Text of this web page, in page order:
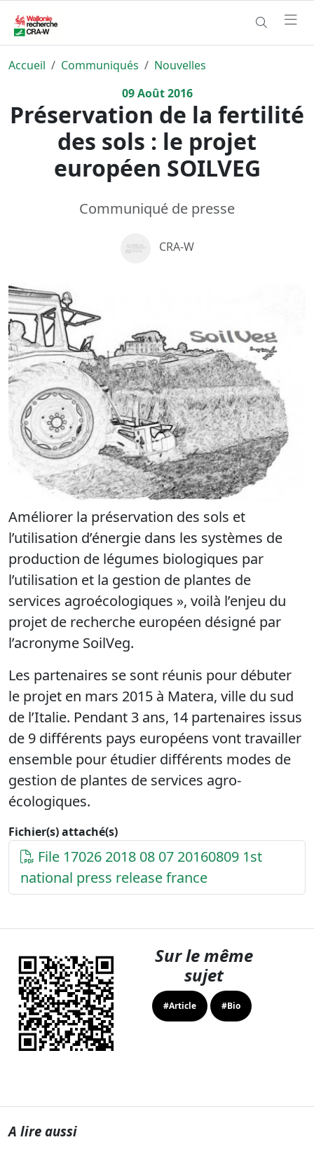
Accueil Communiqués
Nouvelles
09Août2016
Préservation de la fertilité
des sols : le projet
européen SOILVEG
Communiqué de presse
CRA-W
Améliorer la préservation des sols et
l’utilisation d’énergie dans les systèmes de
production de légumes biologiques par
l’utilisation et la gestion de plantes de
services agroécologiques », voilà l’enjeu du
projet de recherche européen désigné par
l’acronyme SoilVeg.
Les partenaires se sont réunis pour débuter
le projet en mars 2015 à Matera, ville du sud
de l’Italie. Pendant 3 ans, 14 partenaires issus
de 9 différents pays européens vont travailler
ensemble pour étudier différents modes de
gestion de plantes de services agro-
écologiques.
Fichier(s) attaché(s)
File 17026 2018 08 07 20160809 1st
national press release france
Sur le même
sujet
#Article #Bio
A lire aussi